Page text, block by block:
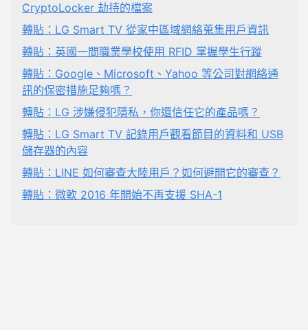
CryptoLocker 劫持的檔案
轉貼：LG Smart TV 從家中區域網絡蒐集用戶資訊
轉貼：英國一間職業學校使用 RFID 掌握學生行蹤
轉貼：Google、Microsoft、Yahoo 等公司對網絡通
訊的保密措施足夠嗎？
轉貼：LG 涉嫌侵犯隱私，你還信任它的產品嗎？
轉貼：LG Smart TV 記錄用戶觀看節目的資料和 USB
儲存器的內容
轉貼：LINE 如何審查大陸用戶？如何避開它的審查？
轉貼：微軟 2016 年開始不再支援 SHA-1